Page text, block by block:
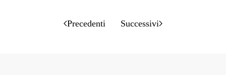
Precedenti Successivi